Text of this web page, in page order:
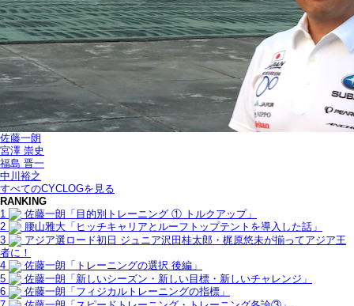
佐藤一朗
宮澤 崇史
福島 晋一
中川裕之
すべてのCYCLOGを見る
RANKING
1
佐藤一朗「目的別トレーニング ① トルクアップ」
2
腰山雅大「ヒッチキャリアとルーフトップテントを導入した話」
3
アジア選ロード初日 ジュニア沢田桂太郎・梶原悠未が揃ってアジア王
者に！
4
佐藤一朗「トレーニングの選択 後編」
5
佐藤一朗「新しいシーズン・新しい目標・新しいチャレンジ」
6
佐藤一朗「フィジカルトレーニングの指標」